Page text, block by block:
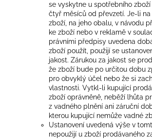
se vyskytne u spotřebního
čtyř měsíců od převzetí. Je-li
zboží, na jeho obalu, v návodu
ke zboží nebo v reklamě v
právními předpisy uvedena
zboží použít, použijí se
jakost. Zárukou za jakost se
že zboží bude po určitou dobu
pro obvyklý účel nebo že si
vlastnosti. Vytkl-li kupující
zboží oprávněně, neběží lhůta
z vadného plnění ani záruční
kterou kupující nemůže vadné
Ustanovení uvedená výše v
nepoužijí u zboží prodávaného